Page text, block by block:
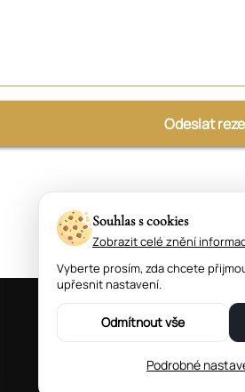
Odeslat
Souhlas s cookies
Zobrazit celé znění
Vyberte prosím, zda chcete
upřesnit nastavení.
Odmítnout vše
Podrobné